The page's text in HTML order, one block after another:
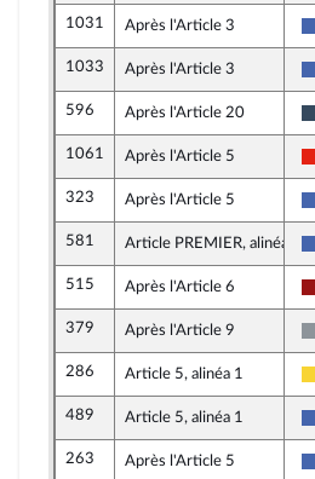
1031 Après l'Article 3
1033 Après l'Article 3
596 Après l'Article 20
1061 Après l'Article 5
323 Après l'Article 5
581 Article PREMIER, alinéa 16
515 Après l'Article 6
379 Après l'Article 9
286 Article 5, alinéa 1
489 Article 5, alinéa 1
263 Après l'Article 5